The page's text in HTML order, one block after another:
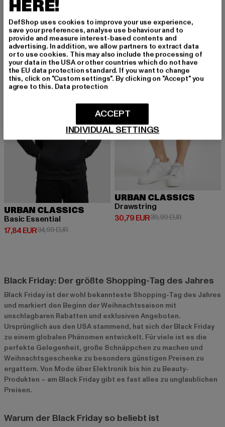
Urban Legend
32,79 EUR
Derzeitiger Preis: 32,79 EUR
39,99 EUR Derzeitiger Preis: 43,19 EUR
59,99 EUR
-49%
URBAN CLASSICS
Basic Essential
17,84 EUR
Derzeitiger Preis: 17,84 EUR
34,99 EURAktionspreis: 34,99 EUR
-23%
URBAN CLASSICS
Drawstring
30,79 EUR
Derzeitiger Preis: 30,79 EUR
39,99 EURAktionspreis:
Black Friday: Der größte Shopping-Tag des Jahres
Black Friday ist der wohl bekannteste Shopping-Tag des Jahres
und markiert den Beginn der Weihnachtssaison mit
unschlagbaren Rabatten und exklusiven Angeboten.
Ursprünglich aus den USA stammend, hat sich der Black Friday
zu einem globalen Phänomen entwickelt. Für viele ist es die
perfekte Gelegenheit, große Schnäppchen zu machen und
Weihnachtsgeschenke zu besonders günstigen Preisen zu
ergattern. Von Mode über Elektronik bis hin zu Beauty-
Produkten – am Black Friday gibt es fast alles zu unglaublichen
Preisen.
Warum der Black Friday so beliebt ist
HERE!
DefShop uses cookies to improve your use experience,
save your preferences, analyse use behaviour and to
provide and measure interest-based contents and
advertising. In addition, we allow partners to extract data
or to use cookies. This may also include the processing of
your data in the USA or other countries which do not have
the EU data protection standard. If you want to change
this, click on "Custom settings". By clicking on "Accept" you
agree to this. Data protection
INDIVIDUAL SETTINGS
ACCEPT